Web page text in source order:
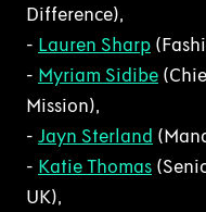
Difference),
- Lauren Sharp
- Myriam Sidibe
Mission),
- Jayn Sterland
- Katie Thomas
UK),